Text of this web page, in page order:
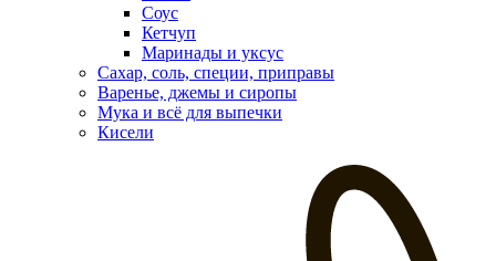
Соус
Кетчуп
Маринады и уксус
Сахар, соль, специи, приправы
Варенье, джемы и сиропы
Мука и всё для выпечки
Кисели